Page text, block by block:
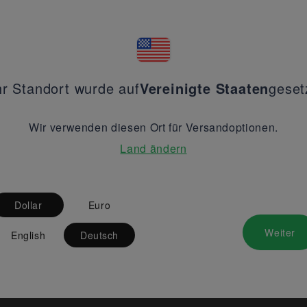
Standort wurde aufVereinigte Staaten
Wir verwenden diesen Ort für Versandoptionen.
Land ändern
Dollar Euro
English Deutsch Weiter